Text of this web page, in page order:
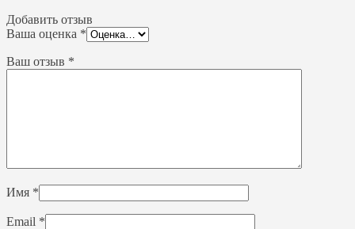
Добавить отзыв
Ваша оценка *
Ваш отзыв *
Имя *
Email *